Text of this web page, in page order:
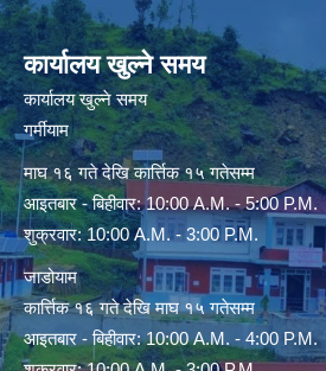
कार्यालय खुल्ने समय
कार्यालय खुल्ने समय
गर्मीयाम
माघ १६ गते देखि कार्त्तिक १५ गतेसम्म
आइतबार - बिहीवार: 10:00 A.M. - 5:00 P.M.
शुक्रवार: 10:00 A.M. - 3:00 P.M.
जाडोयाम
कार्त्तिक १६ गते देखि माघ १५ गतेसम्म
आइतबार - बिहीवार: 10:00 A.M. - 4:00 P.M.